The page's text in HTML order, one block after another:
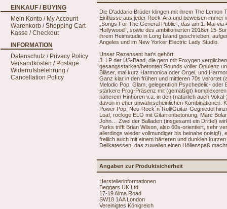
EINKAUF / BUYING
Mein Konto / My Account
Warenkorb / Shopping Cart
Kasse / Checkout
INFORMATION
Datenschutz / Privacy Policy
Versandkosten / Postage
Widerrufsbelehrung /
Cancellation Policy
Die D'addario Brüder klingen mit ihrem The Lemon
Einflüsse aus jeder Rock-Ära und beweisen immer
„Songs For The General Public“, das am 1. Mai
Hollywood“, sowie des ambitionierten 2018er 15-
ihrem Heimstudio in Long Island geschrieben,
Angeles und im New Yorker Electric Lady Studio.
Unser Rezensent hat's gehört:
3. LP der US-Band, die gern mit Foxygen
gesangsstarken/betonten Sounds voller Opulenz
Bläser, mal kurz Harmonica oder Orgel, und
Ganz klar in den frühen und mittleren 70s verortet
Melodic Pop, Glam, gelegentlich Psychedelic-
stärkere Prog-Präsenz mit (gemäßigt)
näherem Hinhören v.a. in den (natürlich auch
davon in eher unwahrscheinlichen Kombinationen.
Power Pop, Neo-Rock´n´Roll/Guitar-Gegniedel
Loaf, rockige ELO mit Gitarrenbetonung, Marc
John… Zwei der Balladen (insgesamt ein Drittel)
Parks trifft Brian Wilson, also 60s-orientiert, sehr
allerdings wieder vollmundiger bis beinahe
freilich auch mit einem härteren und dunklen
Delikatessen, das zuweilen einen Höllenspaß
Angaben zur Produktsicherheit
Herstellerinformationen
Beggars UK Ltd.
17-19 Alma Road
SW18 1AA London
Vereinigtes Königreich